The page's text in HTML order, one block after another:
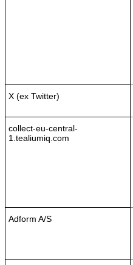
X (ex Twitter)
collect-eu-central-
1.tealiumiq.com
Adform A/S